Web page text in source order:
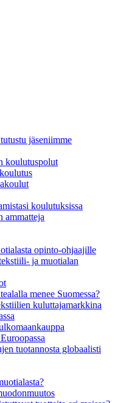
jäseniimme
koulutuspolut
koulutuksissa
ammatteja
opinto-ohjaajille
ja muotialan
menee Suomessa?
kuluttajamarkkina
tuotannosta globaalisti